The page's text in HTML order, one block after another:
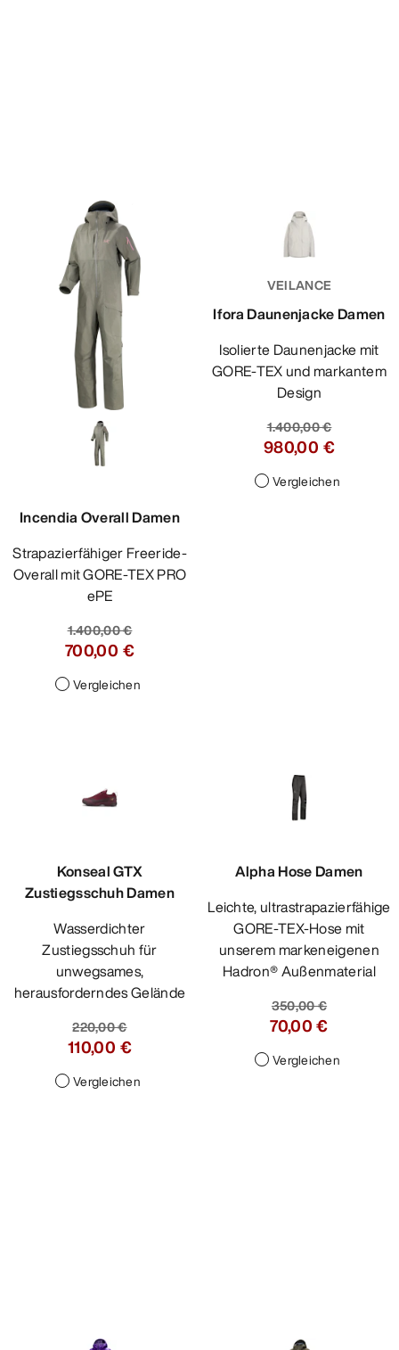
Incendia Overall Damen
Strapazierfähiger Freeride-
Overall mit GORE-TEX PRO
ePE
1.400,00 €
700,00 €
Vergleichen
VEILANCE
Ifora Daunenjacke Damen
Isolierte Daunenjacke mit
GORE-TEX und markantem
Design
1.400,00 €
980,00 €
Vergleichen
Konseal GTX
Zustiegsschuh Damen
Wasserdichter
Zustiegsschuh für
unwegsames,
herausforderndes Gelände
220,00 €
110,00 €
Vergleichen
Alpha Hose Damen
Leichte, ultrastrapazierfähige
GORE-TEX-Hose mit
unserem markeneigenen
Hadron® Außenmaterial
350,00 €
70,00 €
Vergleichen